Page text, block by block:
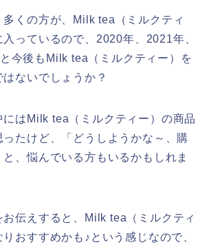
多くの方が、Milk tea（ミルクティ
っているので、2020年、2021年、
今後もMilk tea（ミルクティー）を
ないでしょうか？
にはMilk tea（ミルクティー）の商品
ったけど、「どうしようかな～、購
、悩んでいる方もいるかもしれま
伝えすると、Milk tea（ミルクティ
おすすめかも♪という感じなので、